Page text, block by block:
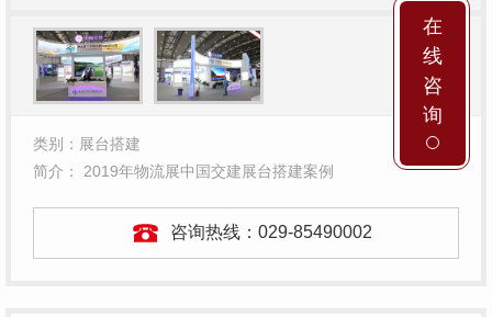
类别：展台搭建
简介： 2019年物流展中国交建展台搭建案例
咨询热线： 029-85490002
在
线
咨
询